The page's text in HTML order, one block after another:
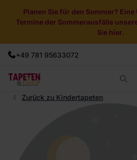
Planen Sie für den Sommer?
Termine der Sommerausfälle
Sie hier.
+49 781 95633072
Zurück zu Kindertapeten